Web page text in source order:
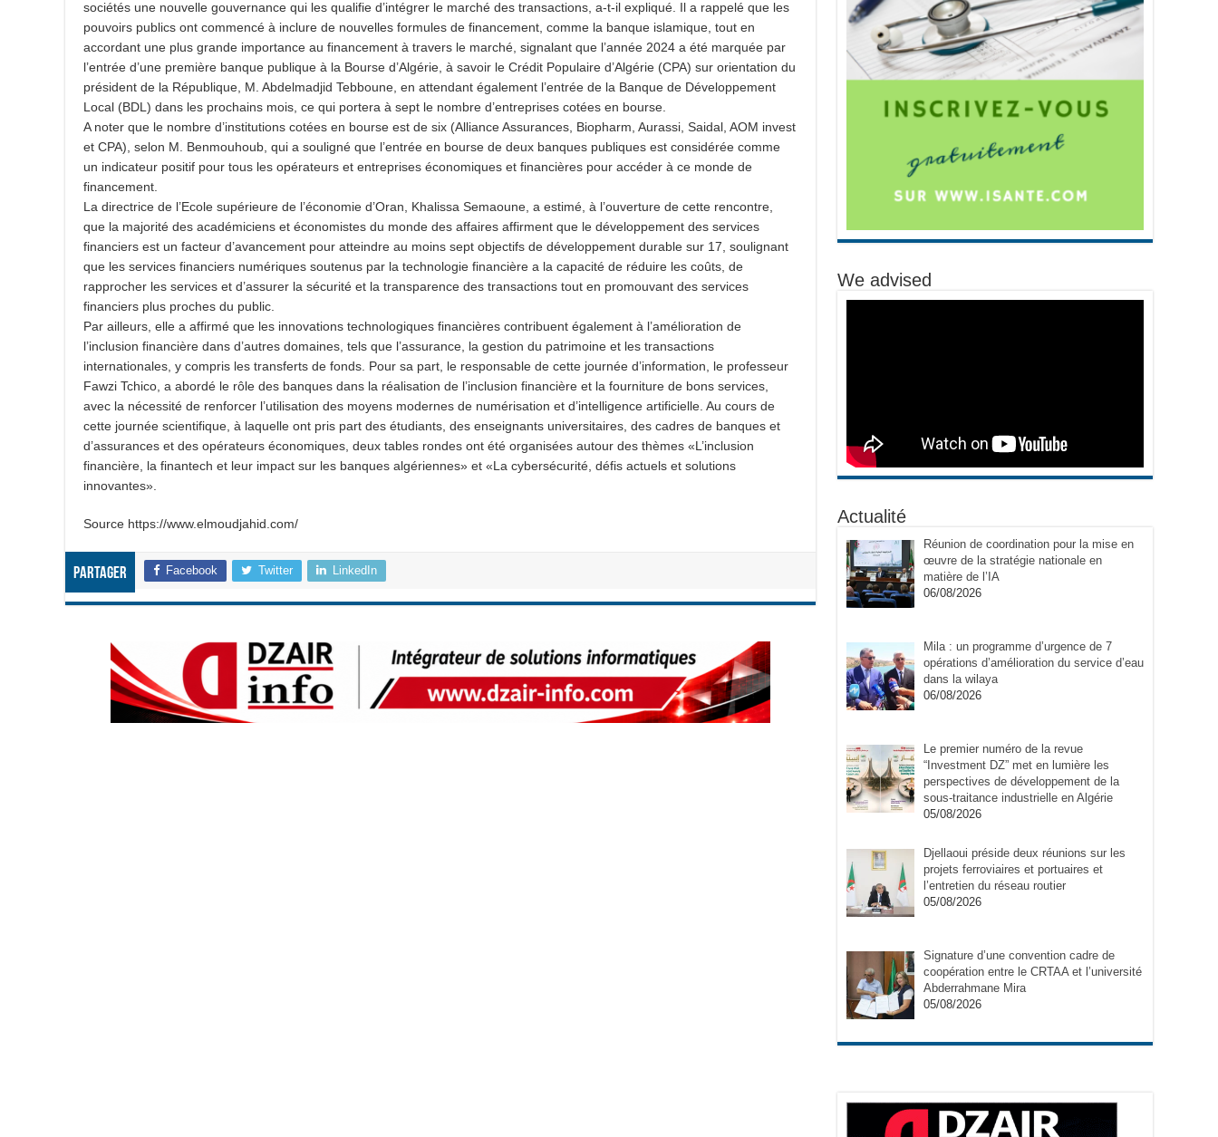
sociétés une nouvelle gouvernance qui les qualifie d’intégrer le marché des transactions, a-t-il expliqué. Il a rappelé que les
pouvoirs publics ont commencé à inclure de nouvelles formules de financement, comme la banque islamique, tout en
accordant une plus grande importance au financement à travers le marché, signalant que l’année 2024 a été marquée par
l’entrée d’une première banque publique à la Bourse d’Algérie, à savoir le Crédit Populaire d’Algérie (CPA) sur orientation du
président de la République, M. Abdelmadjid Tebboune, en attendant également l’entrée de la Banque de Développement
Local (BDL) dans les prochains mois, ce qui portera à sept le nombre d’entreprises cotées en bourse.
A noter que le nombre d’institutions cotées en bourse est de six (Alliance Assurances, Biopharm, Aurassi, Saidal, AOM invest
et CPA), selon M. Benmouhoub, qui a souligné que l’entrée en bourse de deux banques publiques est considérée comme
un indicateur positif pour tous les opérateurs et entreprises économiques et financières pour accéder à ce monde de
financement.
La directrice de l’Ecole supérieure de l’économie d’Oran, Khalissa Semaoune, a estimé, à l’ouverture de cette rencontre,
que la majorité des académiciens et économistes du monde des affaires affirment que le développement des services
financiers est un facteur d’avancement pour atteindre au moins sept objectifs de développement durable sur 17, soulignant
que les services financiers numériques soutenus par la technologie financière a la capacité de réduire les coûts, de
rapprocher les services et d’assurer la sécurité et la transparence des transactions tout en promouvant des services
financiers plus proches du public.
Par ailleurs, elle a affirmé que les innovations technologiques financières contribuent également à l’amélioration de
l’inclusion financière dans d’autres domaines, tels que l’assurance, la gestion du patrimoine et les transactions
internationales, y compris les transferts de fonds. Pour sa part, le responsable de cette journée d’information, le professeur
Fawzi Tchico, a abordé le rôle des banques dans la réalisation de l’inclusion financière et la fourniture de bons services,
avec la nécessité de renforcer l’utilisation des moyens modernes de numérisation et d’intelligence artificielle. Au cours de
cette journée scientifique, à laquelle ont pris part des étudiants, des enseignants universitaires, des cadres de banques et
d’assurances et des opérateurs économiques, deux tables rondes ont été organisées autour des thèmes «L’inclusion
financière, la finantech et leur impact sur les banques algériennes» et «La cybersécurité, défis actuels et solutions
innovantes».
Source https://www.elmoudjahid.com/
Partager Facebook Twitter LinkedIn
We advised
Actualité
Réunion de coordination pour la mise en
œuvre de la stratégie nationale en
matière de l’IA
06/08/2026
Mila : un programme d’urgence de 7
opérations d’amélioration du service d’eau
dans la wilaya
06/08/2026
Le premier numéro de la revue
“Investment DZ” met en lumière les
perspectives de développement de la
sous-traitance industrielle en Algérie
05/08/2026
Djellaoui préside deux réunions sur les
projets ferroviaires et portuaires et
l’entretien du réseau routier
05/08/2026
Signature d’une convention cadre de
coopération entre le CRTAA et l’université
Abderrahmane Mira
05/08/2026